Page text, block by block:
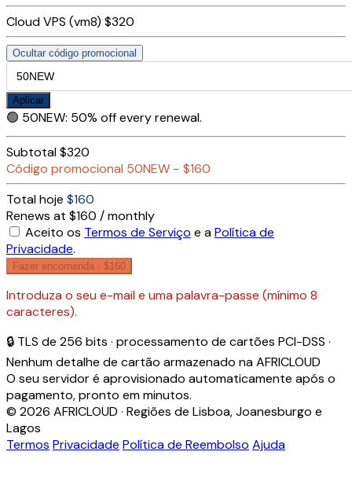
Cloud VPS (vm8) $320
Ocultar código promocional
Aplicar
🟢 50NEW: 50% off every renewal.
Subtotal$320
Código promocional 50NEW − $160
Total hoje $160
Renews at $160 / monthly
Aceito os Termos de Serviço e aPolítica de
Privacidade.
Fazer encomenda · $160
Introduza o seu e-mail e uma palavra-passe (mínimo 8
caracteres).
🔒 TLS de 256 bits · processamento de cartões PCI-DSS ·
Nenhum detalhe de cartão armazenado na AFRICLOUD
O seu servidor é aprovisionado automaticamente após o
pagamento, pronto em minutos.
© 2026 AFRICLOUD · Regiões de Lisboa, Joanesburgo e
Lagos
Termos Privacidade Política de Reembolso Ajuda